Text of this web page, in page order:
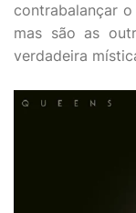
contrabalançar
mas são as
verdadeira